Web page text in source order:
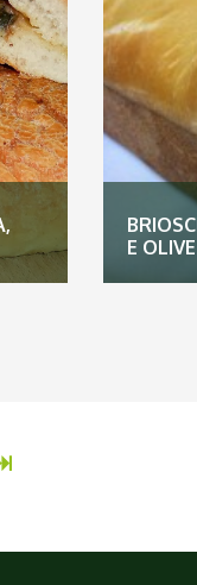
E OLIVE